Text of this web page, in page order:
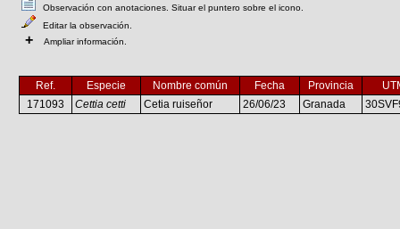
Observación con anotaciones. Situar el puntero sobre el icono.
Editar la observación.
+ Ampliar información.
Ref. Especie Nombre común Fecha Provincia
171093
Cettia cetti Cetia ruiseñor 26/06/23 Granada